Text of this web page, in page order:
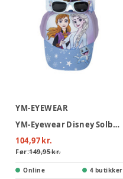
YM-EYEWEAR
YM-Eyewear Disney Solbriller m/Cap - Frozen
104,97 kr.
Før:149,95 kr.
Online 4 butikker